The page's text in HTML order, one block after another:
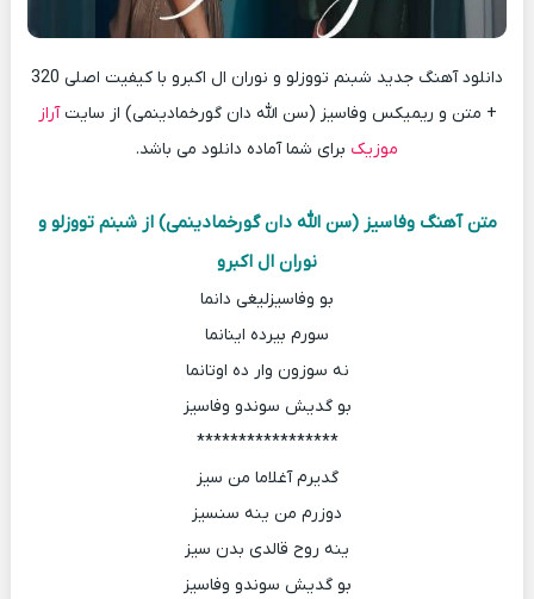
دانلود آهنگ جدید شبنم تووزلو و نوران ال اکبرو با کیفیت اصلی 320
+ متن و ریمیکس وفاسیز (سن الله دان گورخمادینمی) از سایتآراز
موزیک برای شما آماده دانلود می باشد.
متن آهنگ وفاسیز (سن الله دان گورخمادینمی) از شبنم تووزلو و
نوران ال اکبرو
بو وفاسیزلیغی دانما
سورم بیرده اینانما
نه سوزون وار ده اوتانما
بو گدیش سوندو وفاسیز
*****************
گدیرم آغلاما من سیز
دوزرم من ینه سنسیز
ینه روح قالدی بدن سیز
بو گدیش سوندو وفاسیز